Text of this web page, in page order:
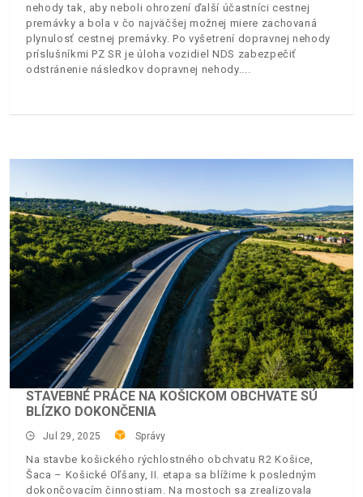
nehody tak, aby neboli ohrození ďalší účastníci cestnej
premávky a bola v čo najväčšej možnej miere zachovaná
plynulosť cestnej premávky. Po vyšetrení dopravnej nehody
príslušníkmi PZ SR je úloha vozidiel NDS zabezpečiť
odstránenie následkov dopravnej nehody.
STAVEBNÉ PRÁCE NA KOŠICKOM OBCHVATE SÚ
BLÍZKO DOKONČENIA
Jul 29, 2025 Správy
Na stavbe košického rýchlostného obchvatu R2 Košice,
Šaca – Košické Oľšany, II. etapa sa blížime k posledným
dokončovacím činnostiam. Na mostoch sa zrealizovala